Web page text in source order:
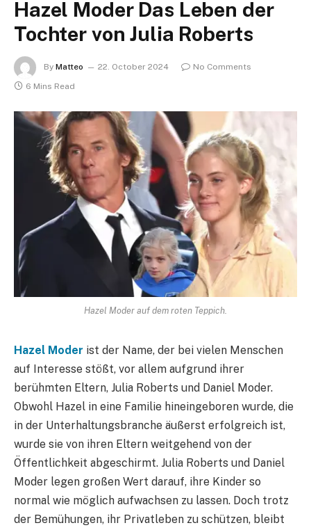
Hazel Moder Das Leben der
Tochter von Julia Roberts
By Matteo 22. October 2024
No Comments
6 Mins Read
Hazel Moder auf dem roten Teppich.
Hazel Moder ist der Name, der bei vielen Menschen
auf Interesse stößt, vor allem aufgrund ihrer
berühmten Eltern, Julia Roberts und Daniel Moder.
Obwohl Hazel in eine Familie hineingeboren wurde, die
in der Unterhaltungsbranche äußerst erfolgreich ist,
wurde sie von ihren Eltern weitgehend von der
Öffentlichkeit abgeschirmt. Julia Roberts und Daniel
Moder legen großen Wert darauf, ihre Kinder so
normal wie möglich aufwachsen zu lassen. Doch trotz
der Bemühungen, ihr Privatleben zu schützen, bleibt